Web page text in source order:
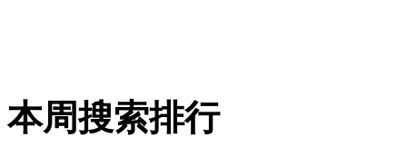
本周搜索排行